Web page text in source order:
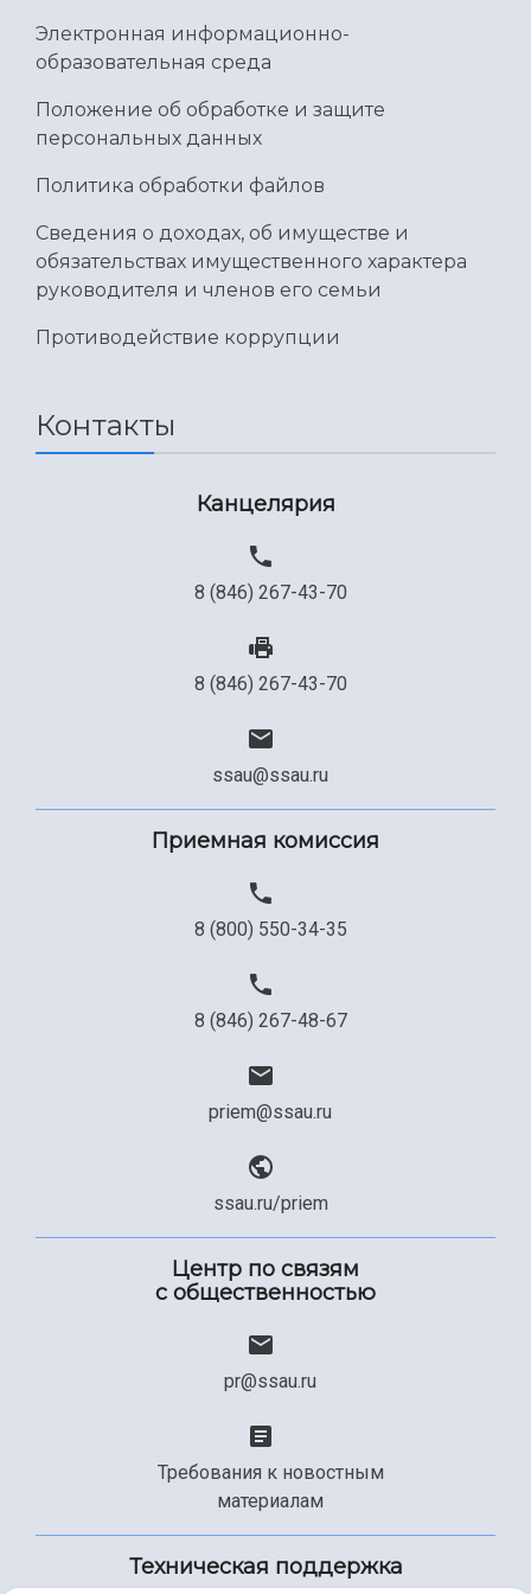
Международный межвузовский кампус
Официальные документы
Электронная информационно-
образовательная среда
Положение об обработке и защите
персональных данных
Политика обработки файлов
Сведения о доходах, об имуществе и
обязательствах имущественного характера
руководителя и членов его семьи
Противодействие коррупции
Контакты
Канцелярия
8 (846) 267-43-70
8 (846) 267-43-70
ssau@ssau.ru
Приемная комиссия
8 (800) 550-34-35
8 (846) 267-48-67
priem@ssau.ru
ssau.ru/priem
Центр по связям
с общественностью
pr@ssau.ru
Требования к новостным
материалам
Техническая поддержка